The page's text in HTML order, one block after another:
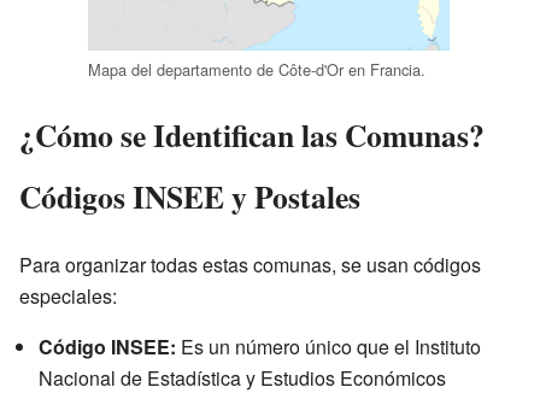
Mapa del departamento de Côte-d'Or en Francia.
¿Cómo se Identifican las Comunas?
Códigos INSEE y Postales
Para organizar todas estas comunas, se usan códigos
especiales:
Código INSEE: Es un número único que el Instituto
Nacional de Estadística y Estudios Económicos